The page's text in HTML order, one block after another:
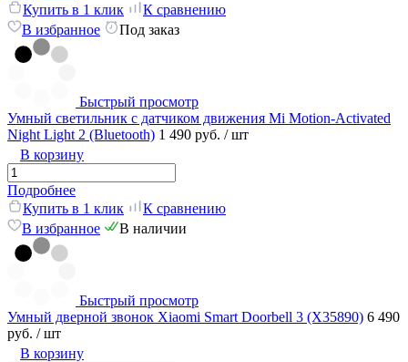
Купить в 1 клик
К сравнению
В избранное
Под заказ
Быстрый просмотр
Умный светильник с датчиком движения Mi Motion-Activated
Night Light 2 (Bluetooth) 1 490 руб. / шт
В корзину
Подробнее
Купить в 1 клик
К сравнению
В избранное
В наличии
Быстрый просмотр
Умный дверной звонок Xiaomi Smart Doorbell 3 (X35890) 6 490
руб. / шт
В корзину